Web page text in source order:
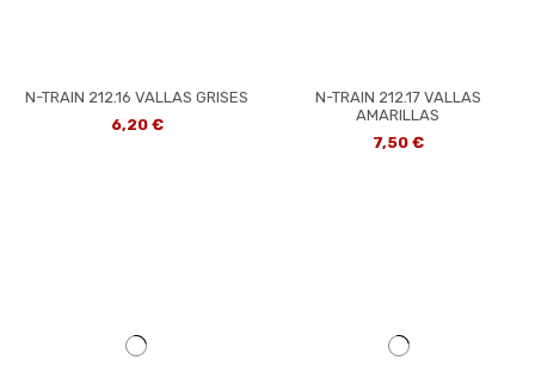
N-TRAIN 212.16 VALLAS GRISES
6,20 €
N-TRAIN 212.17 VALLAS
AMARILLAS
7,50 €